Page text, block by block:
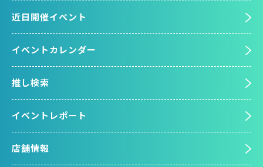
近日開催イベント
イベントカレンダー
推し検索
イベントレポート
店舗情報